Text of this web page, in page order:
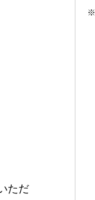
ただ